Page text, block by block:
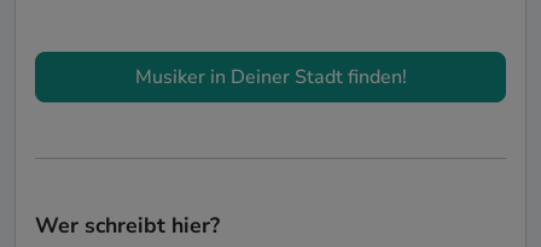
Musiker in Deiner Stadt finden!
Wer schreibt hier?